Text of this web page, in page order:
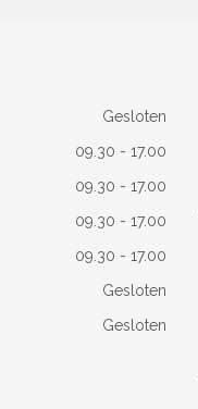
Gesloten
09.30 - 17.00
09.30 - 17.00
09.30 - 17.00
09.30 - 17.00
Gesloten
Gesloten